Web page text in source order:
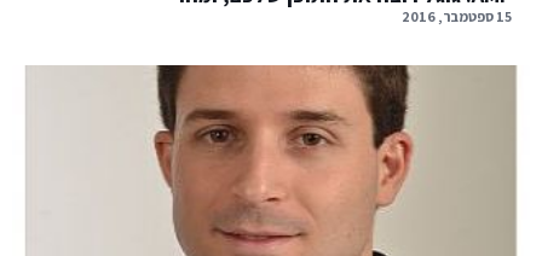
15 ספטמבר, 2016